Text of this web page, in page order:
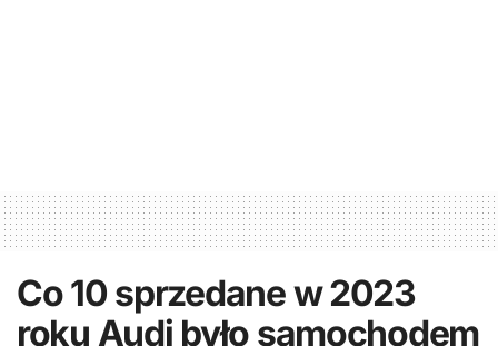
Co 10 sprzedane w 2023
roku Audi było samochodem